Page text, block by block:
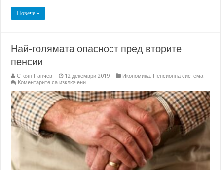
Повече »
Най-голямата опасност пред вторите
пенсии
Стоян Панчев 12 декември 2019 Икономика, Пенсионна система
Коментарите са изключениза
голямата
опасност
пред
вторите
пенсии